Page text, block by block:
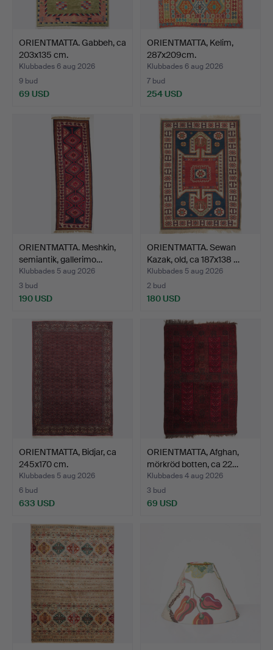
ORIENTMATTA. Gabbeh, ca
203x135 cm.
Klubbades 6 aug 2026
9 bud
69 USD
ORIENTMATTA, Kelim,
287x209cm.
Klubbades 6 aug 2026
7 bud
254 USD
ORIENTMATTA. Meshkin,
semiantik, gallerimo…
Klubbades 5 aug 2026
3 bud
190 USD
ORIENTMATTA. Sewan
Kazak, old, ca 187x138 …
Klubbades 5 aug 2026
2 bud
180 USD
ORIENTMATTA, Bidjar, ca
245x170 cm.
Klubbades 5 aug 2026
6 bud
633 USD
ORIENTMATTA, Afghan,
mörkröd botten, ca 22…
Klubbades 4 aug 2026
3 bud
69 USD